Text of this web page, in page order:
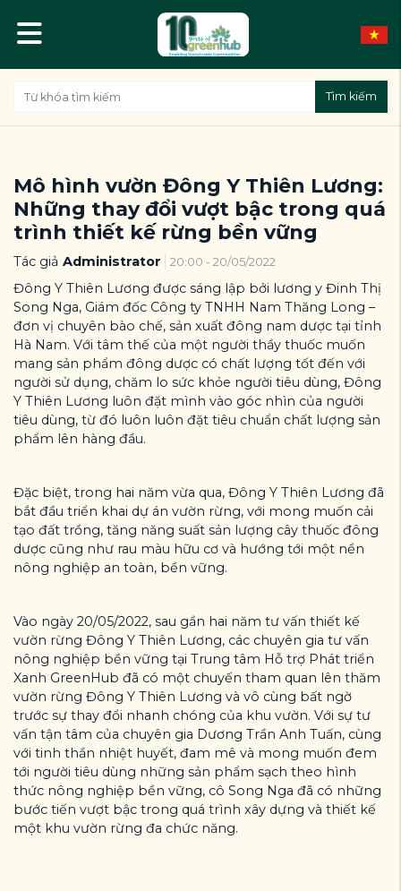
Tìm kiếm
Mô hình vườn Đông Y Thiên Lương:
Những thay đổi vượt bậc trong quá
trình thiết kế rừng bền vững
Tác giả Administrator 20:00 - 20/05/2022
Đông Y Thiên Lương được sáng lập bởi lương y Đinh Thị
Song Nga, Giám đốc Công ty TNHH Nam Thăng Long –
đơn vị chuyên bào chế, sản xuất đông nam dược tại tỉnh
Hà Nam. Với tâm thế của một người thầy thuốc muốn
mang sản phẩm đông dược có chất lượng tốt đến với
người sử dụng, chăm lo sức khỏe người tiêu dùng, Đông
Y Thiên Lương luôn đặt mình vào góc nhìn của người
tiêu dùng, từ đó luôn luôn đặt tiêu chuẩn chất lượng sản
phẩm lên hàng đầu.
Đặc biệt, trong hai năm vừa qua, Đông Y Thiên Lương đã
bắt đầu triển khai dự án vườn rừng, với mong muốn cải
tạo đất trồng, tăng năng suất sản lượng cây thuốc đông
dược cũng như rau màu hữu cơ và hướng tới một nền
nông nghiệp an toàn, bền vững.
Vào ngày 20/05/2022, sau gần hai năm tư vấn thiết kế
vườn rừng Đông Y Thiên Lương, các chuyên gia tư vấn
nông nghiệp bền vững tại Trung tâm Hỗ trợ Phát triển
Xanh GreenHub đã có một chuyến tham quan lên thăm
vườn rừng Đông Y Thiên Lương và vô cùng bất ngờ
trước sự thay đổi nhanh chóng của khu vườn. Với sự tư
vấn tận tâm của chuyên gia Dương Trần Anh Tuấn, cùng
với tinh thần nhiệt huyết, đam mê và mong muốn đem
tới người tiêu dùng những sản phẩm sạch theo hình
thức nông nghiệp bền vững, cô Song Nga đã có những
bước tiến vượt bậc trong quá trình xây dựng và thiết kế
một khu vườn rừng đa chức năng.